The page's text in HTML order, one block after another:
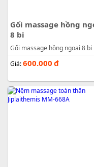
Gối massage hồng
8 bi
Gối massage hồng ngoại 8 bi
Giá:600.000 đ